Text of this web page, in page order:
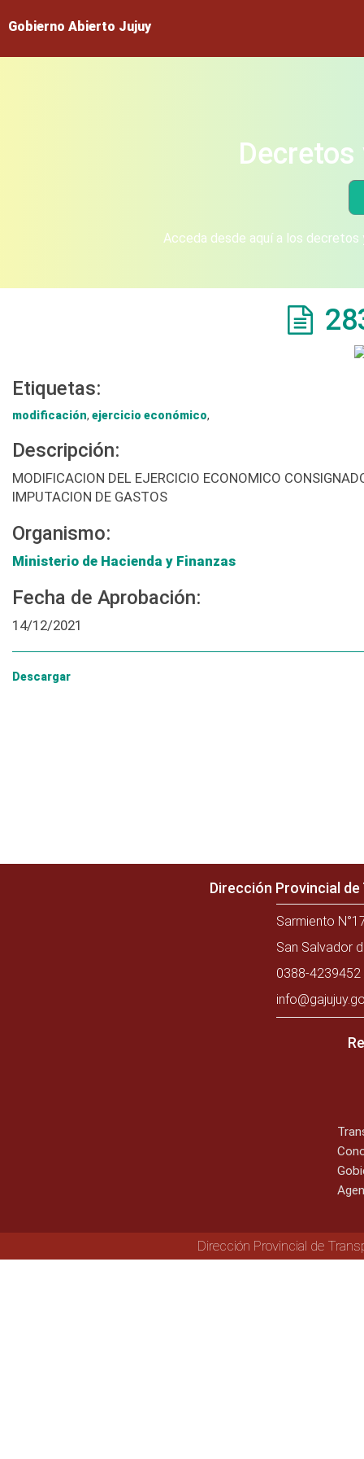
Gobierno Abierto Jujuy
Acceda desde aquí a los
Etiquetas:
modificación, ejercicio económico,
Descripción:
MODIFICACION DEL EJERCICIO ECONOMICO
IMPUTACION DE GASTOS
Organismo:
Ministerio de Hacienda y Finanzas
Fecha de Aprobación:
14/12/2021
Descargar
Dirección Provincial
Sarmiento
San Salvador
0388-
Dirección Provincial de